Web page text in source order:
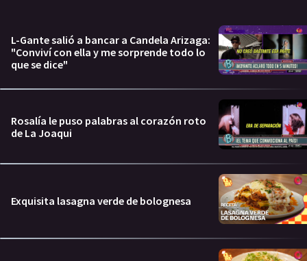
L-Gante salió a bancar a Candela Arizaga:
"Conviví con ella y me sorprende todo lo
que se dice"
Rosalía le puso palabras al corazón roto
de La Joaqui
Exquisita lasagna verde de bolognesa